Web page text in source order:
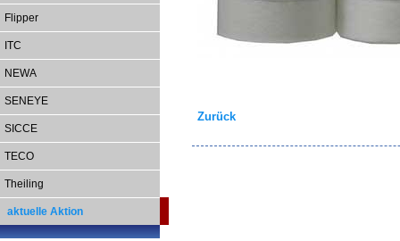
Flipper
ITC
NEWA
SENEYE
SICCE
TECO
Theiling
aktuelle Aktion
Zurück